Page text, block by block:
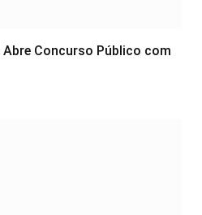
Concurso Público com